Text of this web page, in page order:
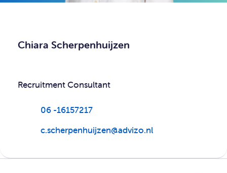
Chiara Scherpenhuijzen
Recruitment Consultant
06 -16157217
c.scherpenhuijzen@advizo.nl